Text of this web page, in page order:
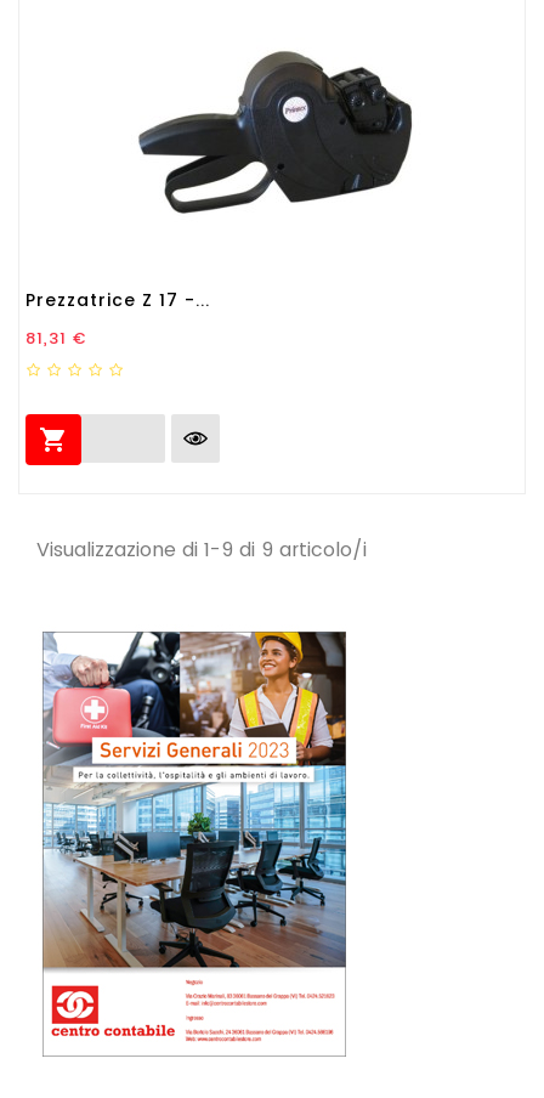
Prezzatrice Z 17 -...
Prezzo
81,31 €

Visualizzazione di 1-9 di 9 articolo/i